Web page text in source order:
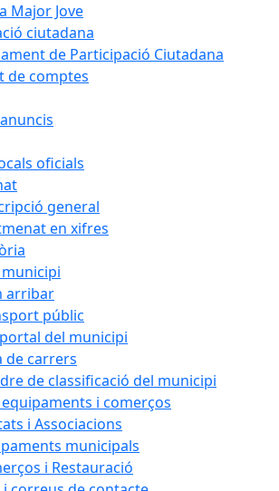
Major Jove
ciutadana
de Participació Ciutadana
de comptes
oficials
general
en xifres
arribar
públic
del municipi
de carrers
de classificació del municipi
i comerços
i Associacions
municipals
i Restauració